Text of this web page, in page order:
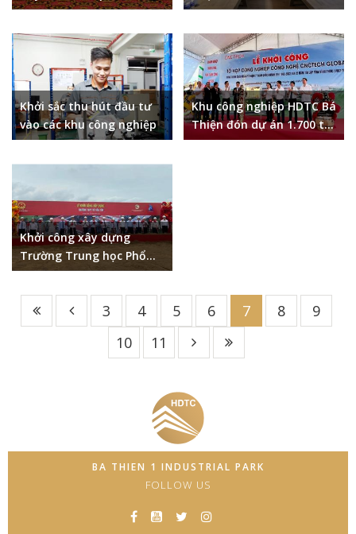
việc với Đại sứ đặc mệnh
toàn quyền Singapore
Phúc tham dự Hội nghị
gặp mặt doanh nghiệp
Đài Loan khu vực phía
Nam năm 2022
Khởi sắc thu hút đầu tư
vào các khu công nghiệp
Khu công nghiệp HDTC Bá
Thiện đón dự án 1.700 tỷ
đồng
Khởi công xây dựng
Trường Trung học Phổ
thông Võ Văn Tần
3 4 5 6 7 8
9
10
11
BA THIEN 1 INDUSTRIAL PARK
FOLLOW US